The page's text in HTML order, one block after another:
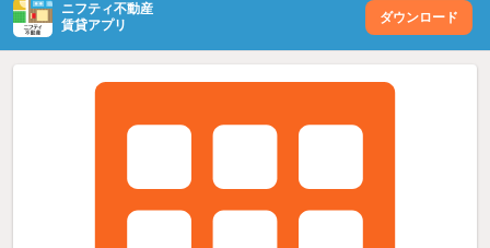
ニフティ不動産
賃貸アプリ
ダウンロード